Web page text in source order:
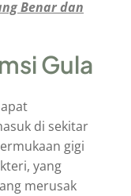
Benar dan
Gula
di sekitar
gigi
yang
merusak